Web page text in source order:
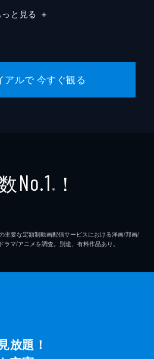
っと見る ＋
アルで 今すぐ観る
No.1 ※ ！
要な定額制動画配信サービスにおける洋画/邦画/
マ/アニメを調査。別途、有料作品あり。
放題！